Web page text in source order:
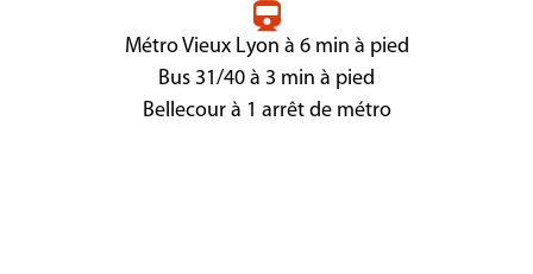
Métro Vieux Lyon à 6 min à pied
Bus 31/40 à 3 min à pied
Bellecour à 1 arrêt de métro